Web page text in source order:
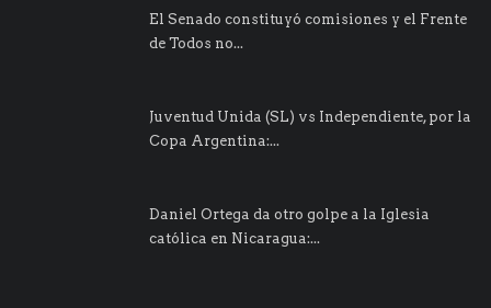
El Senado constituyó comisiones y el Frente
de Todos no...
Juventud Unida (SL) vs Independiente, por la
Copa Argentina:...
Daniel Ortega da otro golpe a la Iglesia
católica en Nicaragua:...